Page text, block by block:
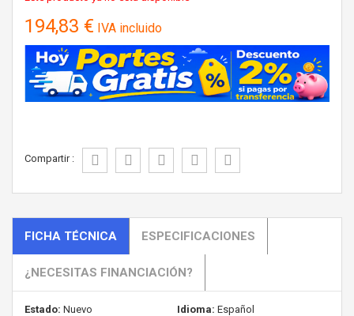
194,83 € IVA incluido
Compartir :
FICHA TÉCNICA ESPECIFICACIONES
¿NECESITAS FINANCIACIÓN?
Estado: Nuevo Idioma: Español